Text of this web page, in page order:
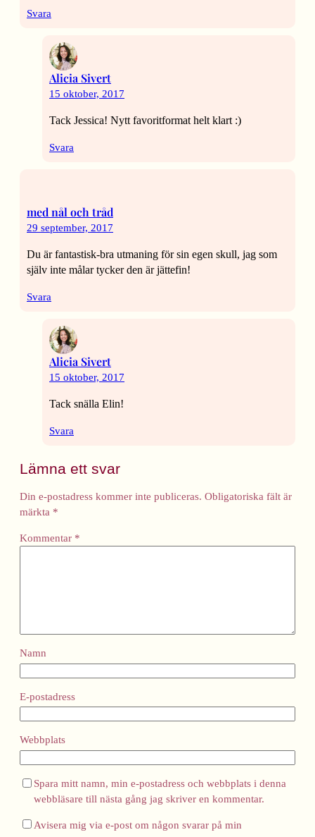
Svara
Alicia Sivert
15 oktober, 2017
Tack Jessica! Nytt favoritformat helt klart :)
Svara
med nål och tråd
29 september, 2017
Du är fantastisk-bra utmaning för sin egen skull, jag som
själv inte målar tycker den är jättefin!
Svara
Alicia Sivert
15 oktober, 2017
Tack snälla Elin!
Svara
Lämna ett svar
Din e-postadress kommer inte publiceras. Obligatoriska fält är
märkta *
Kommentar *
Namn
E-postadress
Webbplats
Spara mitt namn, min e-postadress och webbplats i denna
webbläsare till nästa gång jag skriver en kommentar.
Avisera mig via e-post om någon svarar på min